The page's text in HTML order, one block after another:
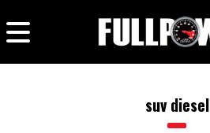
suv diesel